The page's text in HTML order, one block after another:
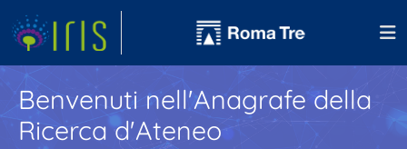
Benvenuti nell'Anagrafe della
Ricerca d'Ateneo